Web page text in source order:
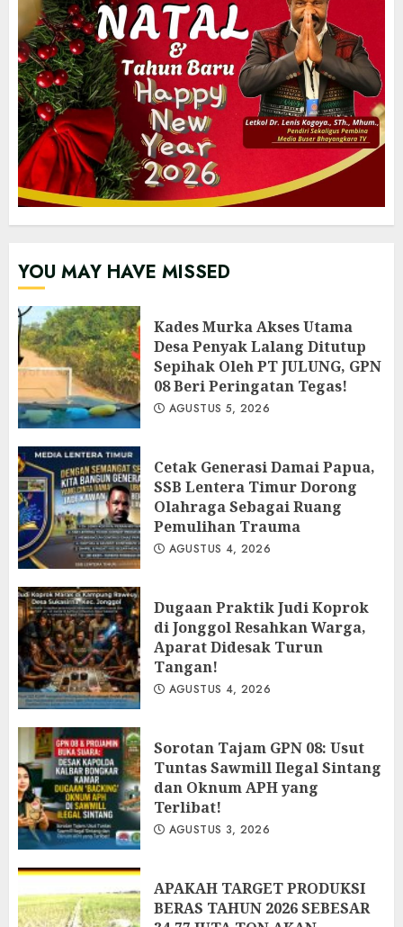
YOU MAY HAVE MISSED
Kades Murka Akses Utama
Desa Penyak Lalang Ditutup
Sepihak Oleh PT JULUNG, GPN
08 Beri Peringatan Tegas!
AGUSTUS 5, 2026
Cetak Generasi Damai Papua,
SSB Lentera Timur Dorong
Olahraga Sebagai Ruang
Pemulihan Trauma
AGUSTUS 4, 2026
Dugaan Praktik Judi Koprok
di Jonggol Resahkan Warga,
Aparat Didesak Turun
Tangan!
AGUSTUS 4, 2026
‎Sorotan Tajam GPN 08: Usut
Tuntas Sawmill Ilegal Sintang
dan Oknum APH yang
Terlibat!
AGUSTUS 3, 2026
APAKAH TARGET PRODUKSI
BERAS TAHUN 2026 SEBESAR